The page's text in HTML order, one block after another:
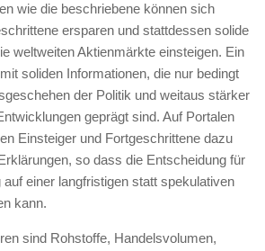
wie die beschriebene können sich
ersparen und stattdessen solide
weltweiten Aktienmärkte einsteigen. Ein
soliden Informationen, die nur bedingt
der Politik und weitaus stärker
geprägt sind. Auf Portalen
Einsteiger und Fortgeschrittene dazu
so dass die Entscheidung für
auf einer langfristigen statt spekulativen
kann.
sind Rohstoffe, Handelsvolumen,